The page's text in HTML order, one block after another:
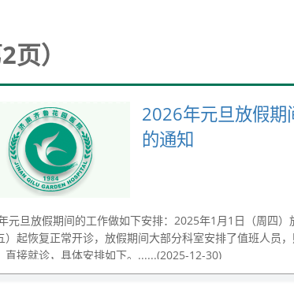
）
2026年元旦放假期
的通知
元旦放假期间的工作做如下安排：2025年1月1日（周四）
）起恢复正常开诊，放假期间大部分科室安排了值班人员
直接就诊，具体安排如下。......(2025-12-30)